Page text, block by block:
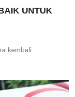
UNTUK
kembali